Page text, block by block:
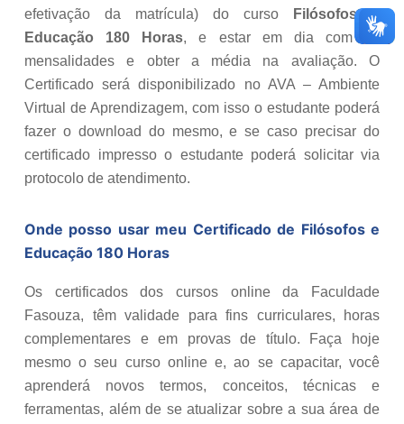
efetivação da matrícula) do curso
Filósofos e
Educação 180 Horas, e estar em dia com as
mensalidades e obter a média na avaliação. O
Certificado será disponibilizado no AVA – Ambiente
Virtual de Aprendizagem, com isso o estudante poderá
fazer o download do mesmo, e se caso precisar do
certificado impresso o estudante poderá solicitar via
protocolo de atendimento.
Onde posso usar meu Certificado de Filósofos e
Educação 180 Horas
Os certificados dos cursos online da Faculdade
Fasouza, têm validade para fins curriculares, horas
complementares e em provas de título. Faça hoje
mesmo o seu curso online e, ao se capacitar, você
aprenderá novos termos, conceitos, técnicas e
ferramentas, além de se atualizar sobre a sua área de